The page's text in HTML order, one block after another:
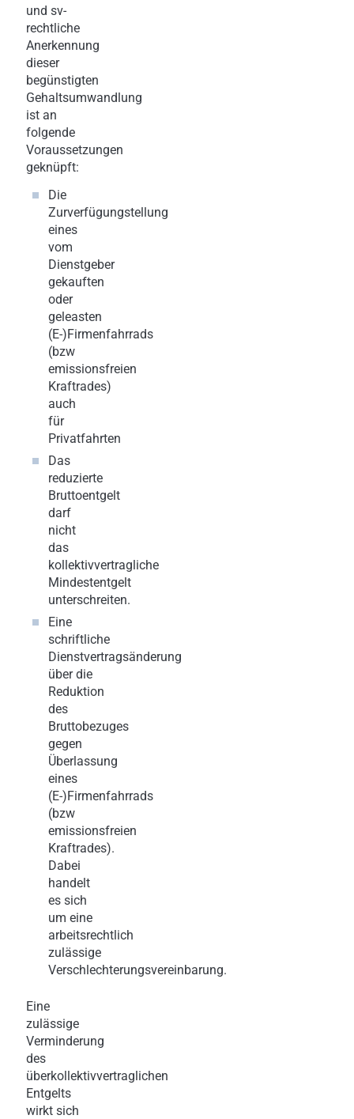
und sv-
rechtliche
Anerkennung
dieser
begünstigten
Gehaltsumwandlung
ist an
folgende
Voraussetzungen
geknüpft:
Die
Zurverfügungstellung
eines
vom
Dienstgeber
gekauften
oder
geleasten
(E-)Firmenfahrrads
(bzw
emissionsfreien
Kraftrades)
auch
für
Privatfahrten
Das
reduzierte
Bruttoentgelt
darf
nicht
das
kollektivvertragliche
Mindestentgelt
unterschreiten.
Eine
schriftliche
Dienstvertragsänderung
über die
Reduktion
des
Bruttobezuges
gegen
Überlassung
eines
(E-)Firmenfahrrads
(bzw
emissionsfreien
Kraftrades).
Dabei
handelt
es sich
um eine
arbeitsrechtlich
zulässige
Verschlechterungsvereinbarung.
Eine
zulässige
Verminderung
des
überkollektivvertraglichen
Entgelts
wirkt sich